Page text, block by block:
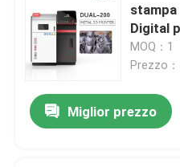
stampa
Digital
MOQ：1
Prezzo
Miglior prezzo